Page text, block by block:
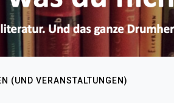
(UND VERANSTALTUNGEN)